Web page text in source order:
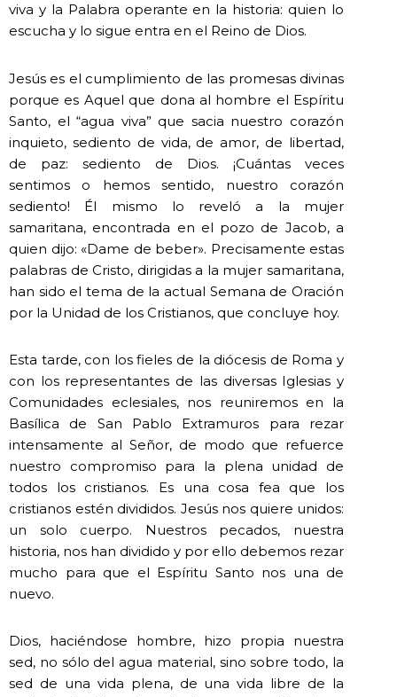
viva y la Palabra operante en la historia: quien lo
escucha y lo sigue entra en el Reino de Dios.
Jesús es el cumplimiento de las promesas divinas
porque es Aquel que dona al hombre el Espíritu
Santo, el “agua viva” que sacia nuestro corazón
inquieto, sediento de vida, de amor, de libertad,
de paz: sediento de Dios. ¡Cuántas veces
sentimos o hemos sentido, nuestro corazón
sediento! Él mismo lo reveló a la mujer
samaritana, encontrada en el pozo de Jacob, a
quien dijo: «Dame de beber». Precisamente estas
palabras de Cristo, dirigidas a la mujer samaritana,
han sido el tema de la actual Semana de Oración
por la Unidad de los Cristianos, que concluye hoy.
Esta tarde, con los fieles de la diócesis de Roma y
con los representantes de las diversas Iglesias y
Comunidades eclesiales, nos reuniremos en la
Basílica de San Pablo Extramuros para rezar
intensamente al Señor, de modo que refuerce
nuestro compromiso para la plena unidad de
todos los cristianos. Es una cosa fea que los
cristianos estén divididos. Jesús nos quiere unidos:
un solo cuerpo. Nuestros pecados, nuestra
historia, nos han dividido y por ello debemos rezar
mucho para que el Espíritu Santo nos una de
nuevo.
Dios, haciéndose hombre, hizo propia nuestra
sed, no sólo del agua material, sino sobre todo, la
sed de una vida plena, de una vida libre de la